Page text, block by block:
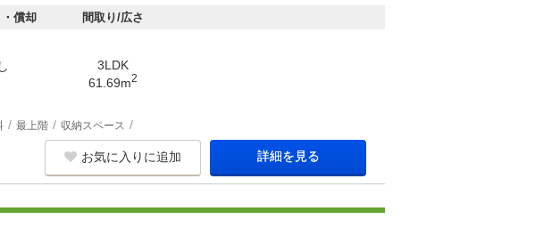
償却 間取り/広さ
3LDK
61.69m2
最上階 収納スペース
お気に入りに追加 詳細を見る